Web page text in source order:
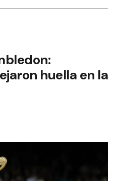
huella en la